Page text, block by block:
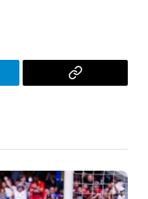
Copy